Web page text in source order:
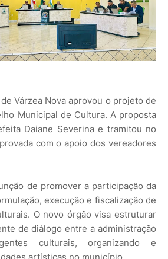
Várzea Nova aprovou o projeto de
Municipal de Cultura. A proposta
Daiane Severina e tramitou no
com o apoio dos vereadores
de promover a participação da
execução e fiscalização de
O novo órgão visa estruturar
de diálogo entre a administração
culturais, organizando e